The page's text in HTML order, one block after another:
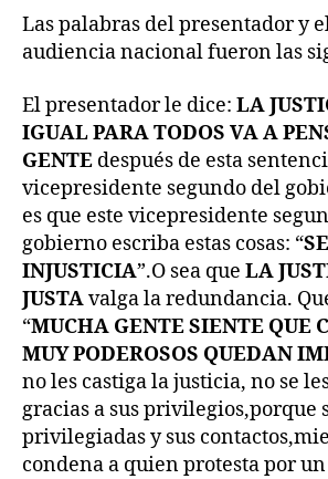
Las palabras del presentador y
audiencia nacional fueron las
El presentador le dice: LA
IGUAL PARA TODOS VA A
GENTE después de esta
vicepresidente segundo del
es que este vicepresidente
gobierno escriba estas cosas: “
INJUSTICIA”.O sea que LA
JUSTAvalga la redundancia.
“MUCHA GENTE SIENTE QUE
MUY PODEROSOS QUEDAN
no les castiga la justicia, no se
gracias a sus privilegios,porque
privilegiadas y sus
condena a quien protesta por